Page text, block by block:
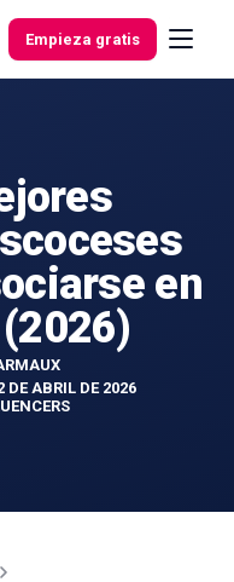
Empieza gratis
en
ABRIL DE 2026